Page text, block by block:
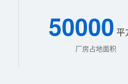
50000 平
厂房占地面积